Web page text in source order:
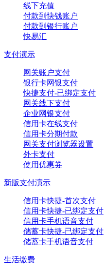
线下充值
付款到快钱账户
付款到银行账户
快易汇
支付演示
网关账户支付
银行卡网银支付
快捷支付-已绑定支付
网关线下支付
企业网银支付
信用卡在线支付
信用卡分期付款
网关支付浏览器设置
外卡支付
使用优惠券
新版支付演示
信用卡快捷-首次支付
信用卡快捷-已绑定支付
信用卡手机语音支付
储蓄卡快捷-已绑定支付
储蓄卡手机语音支付
生活缴费